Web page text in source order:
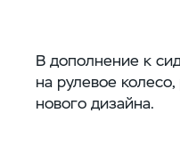
В дополнение к
на рулевое
нового дизайна.